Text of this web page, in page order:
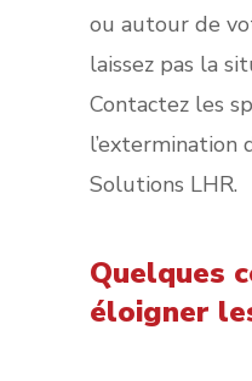
ou autour de
laissez pas la
Contactez les
l’extermination
Solutions LHR.
Quelques
éloigner